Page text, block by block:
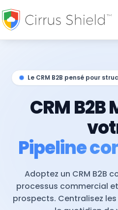
Le CRM B2B pensé pour
CRM
Pipeline
Adoptez un CRM B2B
processus commercial
prospects. Centralisez